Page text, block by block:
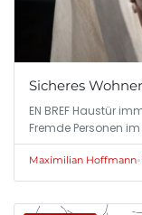
Sicheres
EN BREF Haustür
Fremde Personen
Maximilian Hoffmann•